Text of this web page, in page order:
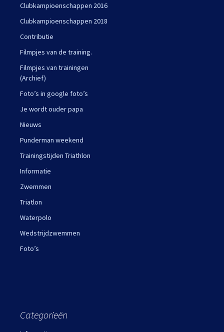
Clubkampioenschappen 2016
Clubkampioenschappen 2018
Contributie
Filmpjes van de training.
Filmpjes van trainingen
(Archief)
Foto’s in google foto’s
Je wordt ouder papa
Nieuws
Punderman weekend
Trainingstijden Triathlon
Informatie
Zwemmen
Triatlon
Waterpolo
Wedstrijdzwemmen
Foto’s
Categorieën